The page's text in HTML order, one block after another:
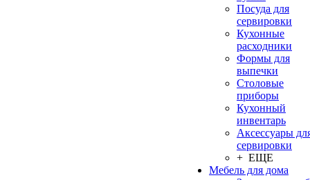
Посуда для
сервировки
Кухонные
расходники
Формы для
выпечки
Столовые
приборы
Кухонный
инвентарь
Аксессуары
сервировки
+ ЕЩЕ
Мебель для дома